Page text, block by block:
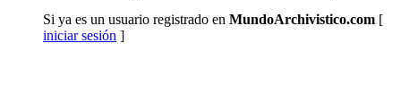
Si ya es un usuario registrado en MundoArchivistico.com [
iniciar sesión ]